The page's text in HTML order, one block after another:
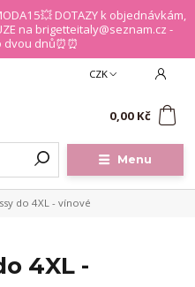
DOTAZY k objednávkám,
na brigetteitaly@seznam.cz -
dnů⏰⏰
Menu
CZK
0,00 Kč
do 4XL - vínové
4XL -